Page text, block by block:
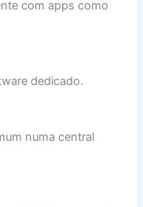
com apps como
dedicado.
numa central